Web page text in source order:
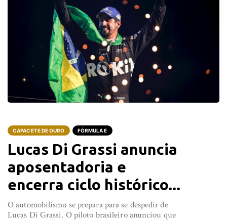
CAPACETE DE OURO FÓRMULA E
Lucas Di Grassi anuncia
aposentadoria e
encerra ciclo histórico...
O automobilismo se prepara para se despedir de
Lucas Di Grassi. O piloto brasileiro anunciou que